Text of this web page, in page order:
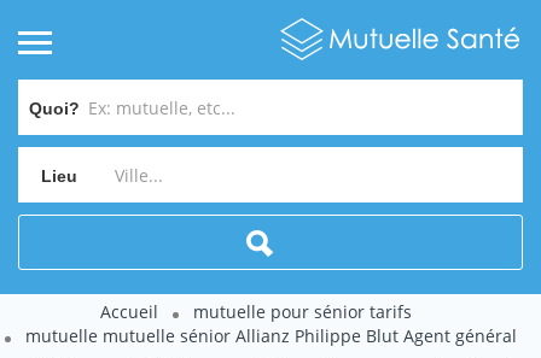
Quoi?
Lieu
Accueil
mutuelle pour sénior tarifs
mutuelle mutuelle sénior Allianz Philippe Blut Agent général